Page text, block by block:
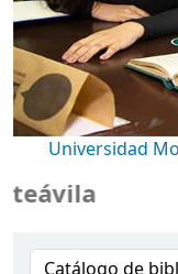
Universidad